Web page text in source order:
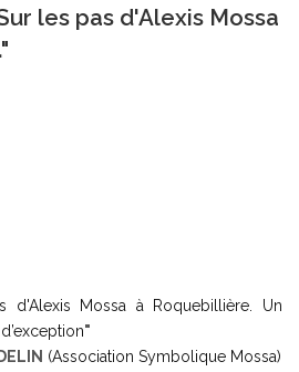
les pas d'Alexis Mossa
d'Alexis Mossa à Roquebillière. Un
"
(Association Symbolique Mossa)